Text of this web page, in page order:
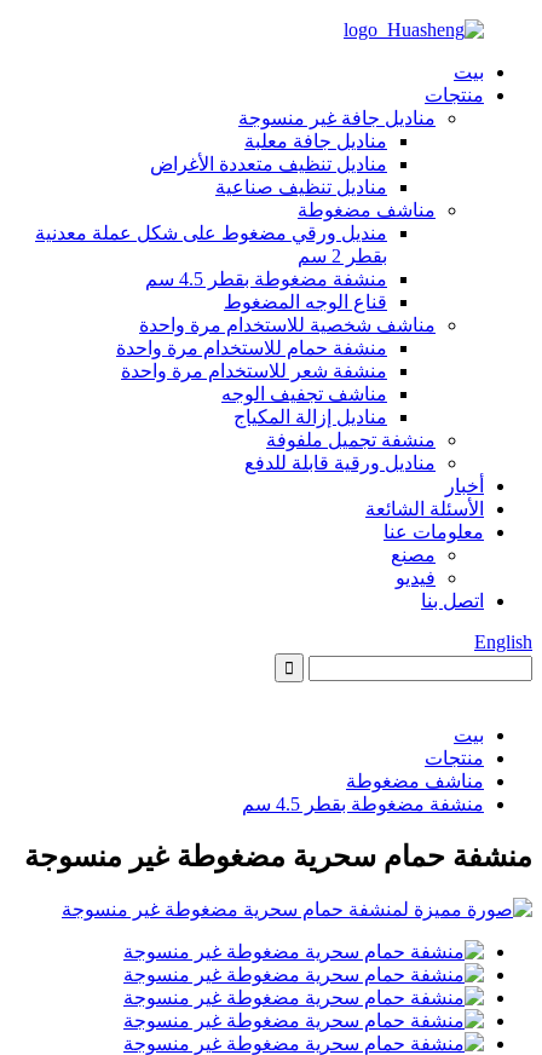
بيت
منتجات
مناديل جافة غير منسوجة
مناديل جافة معلبة
مناديل تنظيف متعددة الأغراض
مناديل تنظيف صناعية
مناشف مضغوطة
منديل ورقي مضغوط على شكل عملة معدنية
بقطر 2 سم
منشفة مضغوطة بقطر 4.5 سم
قناع الوجه المضغوط
مناشف شخصية للاستخدام مرة واحدة
منشفة حمام للاستخدام مرة واحدة
منشفة شعر للاستخدام مرة واحدة
مناشف تجفيف الوجه
مناديل إزالة المكياج
منشفة تجميل ملفوفة
مناديل ورقية قابلة للدفع
أخبار
الأسئلة الشائعة
معلومات عنا
مصنع
فيديو
اتصل بنا
English
بيت
منتجات
مناشف مضغوطة
منشفة مضغوطة بقطر 4.5 سم
منشفة حمام سحرية مضغوطة غير منسوجة